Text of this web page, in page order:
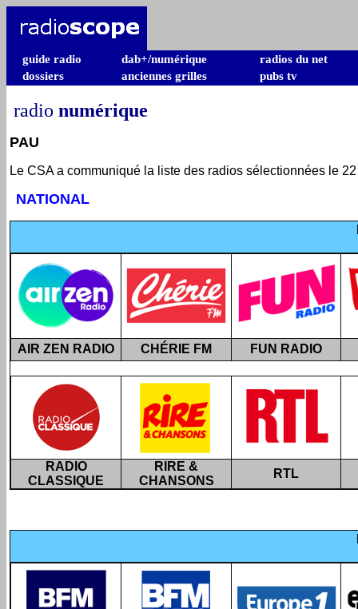
guide radio dab+/numérique
radios du net
dossiers
anciennes grilles pubs tv
radio numérique
PAU
Le CSA a communiqué la liste des radios sélectionnées le
NATIONAL
AIR ZEN RADIO CHÉRIE FM FUN RADIO
RADIO
CLASSIQUE
RIRE &
CHANSONS
RTL